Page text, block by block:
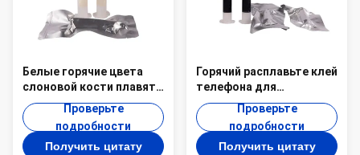
Белые горячие цвета
слоновой кости плавят
клей для электроники
твердого PUR Hotmelt
PUR-8830
Проверьте
подробности
Получить цитату
Горячий расплавьте клей
телефона для
прилипателей PUR-
8854H полиуретана PUR
электронных блоков
черных
Проверьте
подробности
Получить цитату